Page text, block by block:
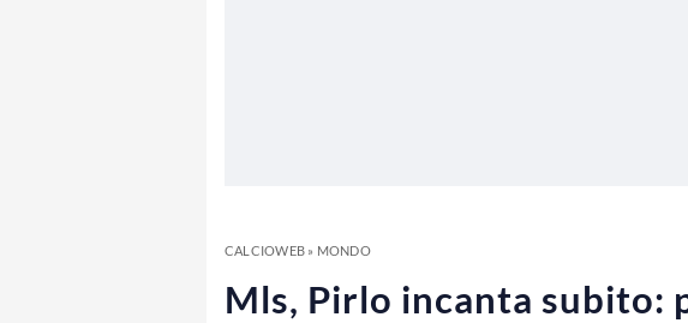
CALCIOWEB» MONDO
Mls, Pirlo incanta subito: